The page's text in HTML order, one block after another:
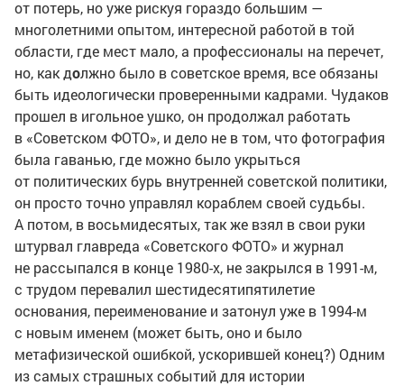
от потерь, но уже рискуя гораздо большим —
многолетними опытом, интересной работой в той
области, где мест мало, а профессионалы на перечет,
но, как должно было в советское время, все обязаны
быть идеологически проверенными кадрами. Чудаков
прошел в игольное ушко, он продолжал работать
в «Советском ФОТО», и дело не в том, что фотография
была гаванью, где можно было укрыться
от политических бурь внутренней советской политики,
он просто точно управлял кораблем своей судьбы.
А потом, в восьмидесятых, так же взял в свои руки
штурвал главреда «Советского ФОТО» и журнал
не рассыпался в конце 1980-х, не закрылся в 1991-м,
с трудом перевалил шестидесятипятилетие
основания, переименование и затонул уже в 1994-м
с новым именем (может быть, оно и было
метафизической ошибкой, ускорившей конец?) Одним
из самых страшных событий для истории